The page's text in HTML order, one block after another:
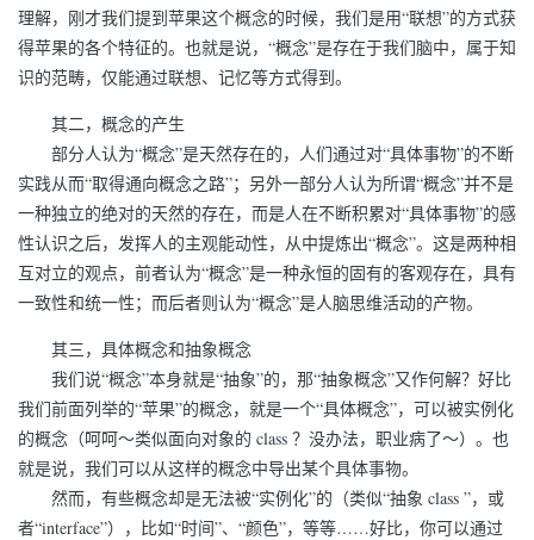
理解，刚才我们提到苹果这个概念的时候，我们是用“联想”的方式获
得苹果的各个特征的。也就是说，“概念”是存在于我们脑中，属于知
识的范畴，仅能通过联想、记忆等方式得到。
其二，概念的产生
部分人认为“概念”是天然存在的，人们通过对“具体事物”的不断
实践从而“取得通向概念之路”；另外一部分人认为所谓“概念”并不是
一种独立的绝对的天然的存在，而是人在不断积累对“具体事物”的感
性认识之后，发挥人的主观能动性，从中提炼出“概念”。这是两种相
互对立的观点，前者认为“概念”是一种永恒的固有的客观存在，具有
一致性和统一性；而后者则认为“概念”是人脑思维活动的产物。
其三，具体概念和抽象概念
我们说“概念”本身就是“抽象”的，那“抽象概念”又作何解？好比
我们前面列举的“苹果”的概念，就是一个“具体概念”，可以被实例化
的概念（呵呵～类似面向对象的 class ？没办法，职业病了～）。也
就是说，我们可以从这样的概念中导出某个具体事物。
然而，有些概念却是无法被“实例化”的（类似“抽象 class ”，或
者“interface”），比如“时间”、“颜色”，等等……好比，你可以通过